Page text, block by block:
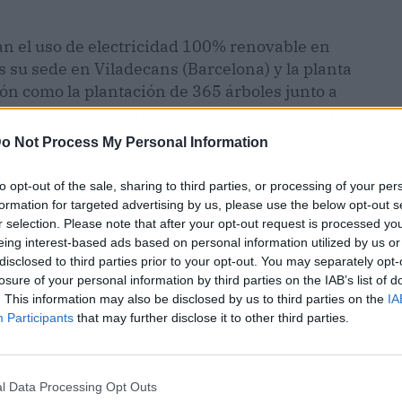
Not Process My Personal Information
opt-out of the sale, sharing to third parties, or processing of your
for targeted advertising by us, please use the below opt-out
selection. Please note that after your opt-out request is processed
interest-based ads based on personal information utilized by us
to third parties prior to your opt-out. You may separately
of your personal information by third parties on the IAB’s list of
This information may also be disclosed by us to third parties on the
Participants that may further disclose it to other third parties.
Data Processing Opt Outs
el uso de electricidad 100% renovable en
sede en Viladecans (Barcelona) y la planta
como la plantación de 365 árboles junto a
Recicl-Arte, que promueven la circularidad
Ayuda, con el que Unilever y Dia han donado
situación de vulnerabilidad.
se midiera como cualquier otra
vamos por buen camino. Ya hay avances
acelerar para lograr nuestros objetivos
explica Ana Palencia, directora de